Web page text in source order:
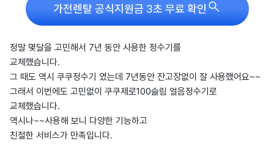
가전렌탈 공식지원금 3초 무료 확인 
정말 몇달을 고민해서 7년 동안 사용한 정수기를
교체했습니다.
그 때도 역시 쿠쿠정수기 였는데 7년동안 잔고장없이 잘 사용했어요~~
그래서 이번에도 고민없이 쿠쿠제로100슬림 얼음정수기로
교체했습니다.
역시나~~사용해 보니 다양한 기능하고
친절한 서비스가 만족입니다.